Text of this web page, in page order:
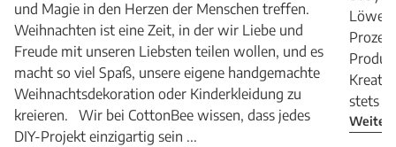
und Magie in den Herzen der Menschen treffen.
Weihnachten ist eine Zeit, in der wir Liebe und
Freude mit unseren Liebsten teilen wollen, und es
macht so viel Spaß, unsere eigene handgemachte
Weihnachtsdekoration oder Kinderkleidung zu
kreieren. Wir bei CottonBee wissen, dass jedes
DIY-Projekt einzigartig sein ...
stets